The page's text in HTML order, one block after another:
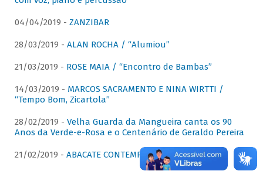
04/04/2019 - ZANZIBAR
28/03/2019 - ALAN ROCHA / “Alumiou”
21/03/2019 - ROSE MAIA / “Encontro de Bambas”
14/03/2019 - MARCOS SACRAMENTO E NINA WIRTTI /
“Tempo Bom, Zicartola”
28/02/2019 - Velha Guarda da Mangueira canta os 90
Anos da Verde-e-Rosa e o Centenário de Geraldo Pereira
21/02/2019 - ABACATE CONTEMPORÂNEO